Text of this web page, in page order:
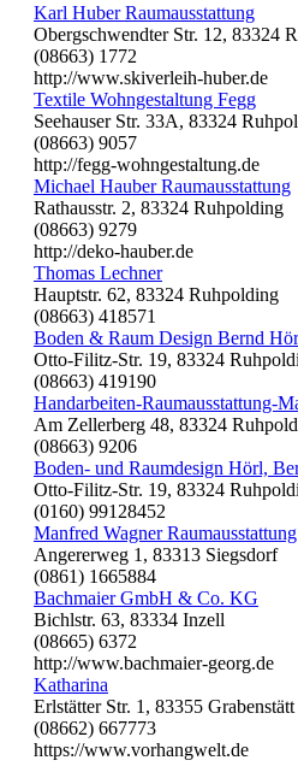
Karl Huber Raumausstattung
Obergschwendter Str. 12, 83324
(08663) 1772
http://www.skiverleih-huber.de
Textile Wohngestaltung Fegg
Seehauser Str. 33A, 83324
(08663) 9057
http://fegg-wohngestaltung.de
Michael Hauber Raumausstattung
Rathausstr. 2, 83324 Ruhpolding
(08663) 9279
http://deko-hauber.de
Thomas Lechner
Hauptstr. 62, 83324 Ruhpolding
(08663) 418571
Boden & Raum Design Bernd
Otto-Filitz-Str. 19, 83324
(08663) 419190
Handarbeiten-Raumausstattung-
Am Zellerberg 48, 83324
(08663) 9206
Boden- und Raumdesign Hörl,
Otto-Filitz-Str. 19, 83324
(0160) 99128452
Manfred Wagner Raumausstattung
Angererweg 1, 83313 Siegsdorf
(0861) 1665884
Bachmaier GmbH & Co. KG
Bichlstr. 63, 83334 Inzell
(08665) 6372
http://www.bachmaier-georg.de
Katharina
Erlstätter Str. 1, 83355 Grabenstätt
(08662) 667773
https://www.vorhangwelt.de